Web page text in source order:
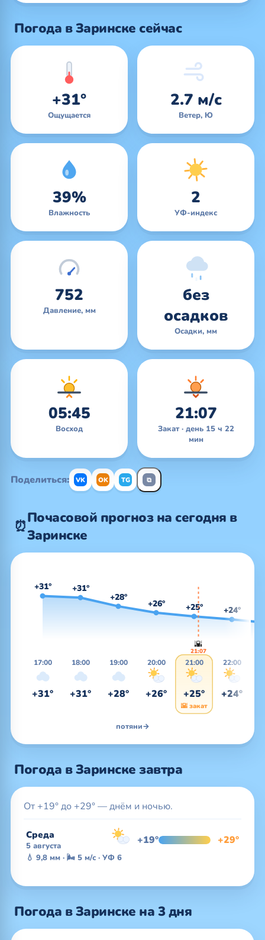
Погода в Заринске сейчас
+31°
Ощущается
2.7 м/с
Ветер, Ю
39%
Влажность
2
УФ-индекс
752
Давление, мм
без
осадков
Осадки, мм
05:45
Восход
21:07
Закат · день 15 ч 22
мин
Поделиться: VK OK TG ⧉
⏰Почасовой прогноз на сегодня в
Заринске
+31° +31°
+28°
+26° +25° +24°
🌇
21:07
17:00
+31°
18:00
+31°
19:00
+28°
20:00
+26°
21:00
+25°
🌇 закат
22:00
+24°
потяни→
Погода в Заринске завтра
От +19° до +29° — днём и ночью.
Среда
5 августа +19° +29°
💧 9,8 мм · 🌬 5 м/с · УФ 6
Погода в Заринске на 3 дня